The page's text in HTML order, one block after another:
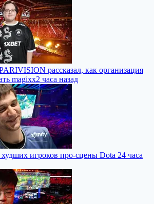
рассказал, как организация
magixx2 часа назад
худших игроков про-сцены Dota 24 часа